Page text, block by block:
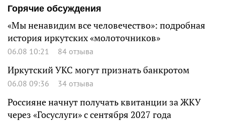
Горячие обсуждения
«Мы ненавидим все человечество»: подробная
история иркутских «молоточников»
06.08 10:21 84 отзыва
Иркутский УКС могут признать банкротом
06.08 09:36 34 отзыва
Россияне начнут получать квитанции за ЖКУ
через «Госуслуги» с сентября 2027 года